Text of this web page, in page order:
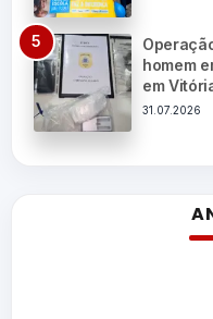
homem
em
31.07.2026